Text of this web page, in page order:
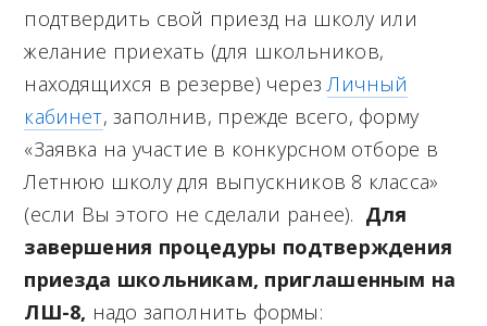
подтвердить свой приезд на школу или
желание приехать (для школьников,
находящихся в резерве) черезЛичный
кабинет, заполнив, прежде всего, форму
«Заявка на участие в конкурсном отборе в
Летнюю школу для выпускников 8 класса»
(если Вы этого не сделали ранее). Для
завершения процедуры подтверждения
приезда школьникам, приглашенным на
ЛШ-8, надо заполнить формы: